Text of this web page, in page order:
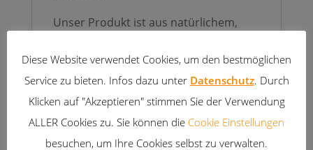
Unser Produkt ist aus natürlichem,
Dieser Rohstoff wächst nach und ist
sauber.
Diese Website verwendet Cookies, um den bestmöglichen
Service zu bieten. Infos dazu unter Datenschutz. Durch
Klicken auf "Akzeptieren" stimmen Sie der Verwendung
ALLER Cookies zu. Sie können die Cookie Einstellungen
besuchen, um Ihre Cookies selbst zu verwalten.